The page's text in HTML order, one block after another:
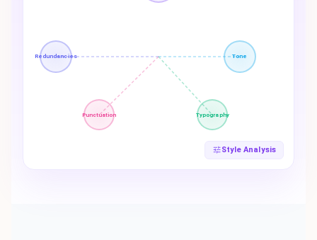
Redundancies Tone
Punctuation Typography
Style Analysis